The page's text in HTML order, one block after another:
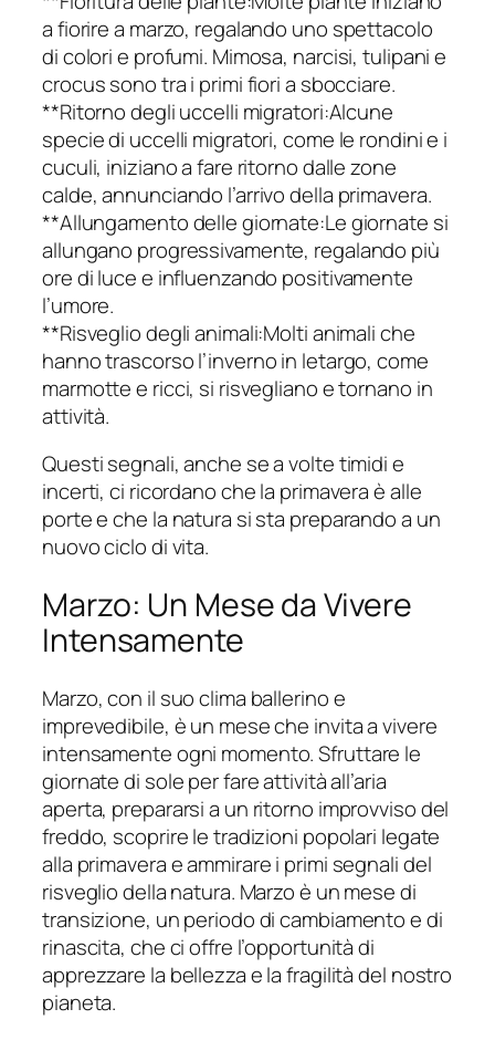
a fiorire a marzo, regalando uno spettacolo
di colori e profumi. Mimosa, narcisi, tulipani e
crocus sono tra i primi fiori a sbocciare.
**Ritorno degli uccelli migratori:Alcune
specie di uccelli migratori, come le rondini e i
cuculi, iniziano a fare ritorno dalle zone
calde, annunciando l’arrivo della primavera.
**Allungamento delle giornate:Le giornate si
allungano progressivamente, regalando più
ore di luce e influenzando positivamente
l’umore.
**Risveglio degli animali:Molti animali che
hanno trascorso l’inverno in letargo, come
marmotte e ricci, si risvegliano e tornano in
attività.
Questi segnali, anche se a volte timidi e
incerti, ci ricordano che la primavera è alle
porte e che la natura si sta preparando a un
nuovo ciclo di vita.
Marzo: Un Mese da Vivere
Intensamente
Marzo, con il suo clima ballerino e
imprevedibile, è un mese che invita a vivere
intensamente ogni momento. Sfruttare le
giornate di sole per fare attività all’aria
aperta, prepararsi a un ritorno improvviso del
freddo, scoprire le tradizioni popolari legate
alla primavera e ammirare i primi segnali del
risveglio della natura. Marzo è un mese di
transizione, un periodo di cambiamento e di
rinascita, che ci offre l’opportunità di
apprezzare la bellezza e la fragilità del nostro
pianeta.